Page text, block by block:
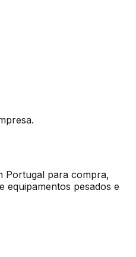
Portugal para compra,
equipamentos pesados e